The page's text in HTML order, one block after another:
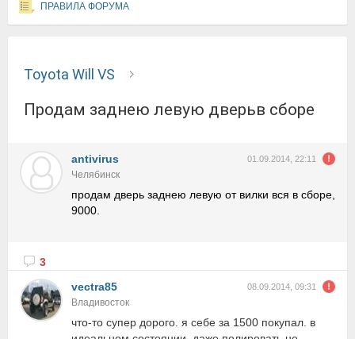
ПРАВИЛА ФОРУМА
Toyota Will VS
продам заднею левую дверьв сборе
antivirus 01.09.2014, 22:11
Челябинск
продам дверь заднею левую от вилки вся в сборе,
9000.
3
vectra85
08.09.2014, 09:31
Владивосток
что-то супер дорого. я себе за 1500 покупал. в